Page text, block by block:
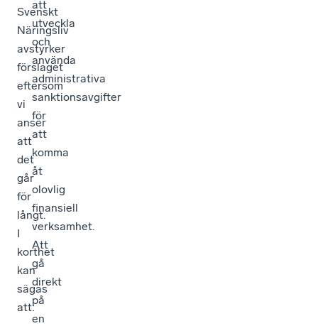
Svenskt
Näringsliv
avstyrker
förslaget
eftersom
vi
anser
att
det
går
för
långt.
I
korthet
kan
sägas
att:
att
utveckla
och
använda
administrativa
sanktionsavgifter
för
att
komma
åt
olovlig
finansiell
verksamhet.
Att
gå
direkt
på
en